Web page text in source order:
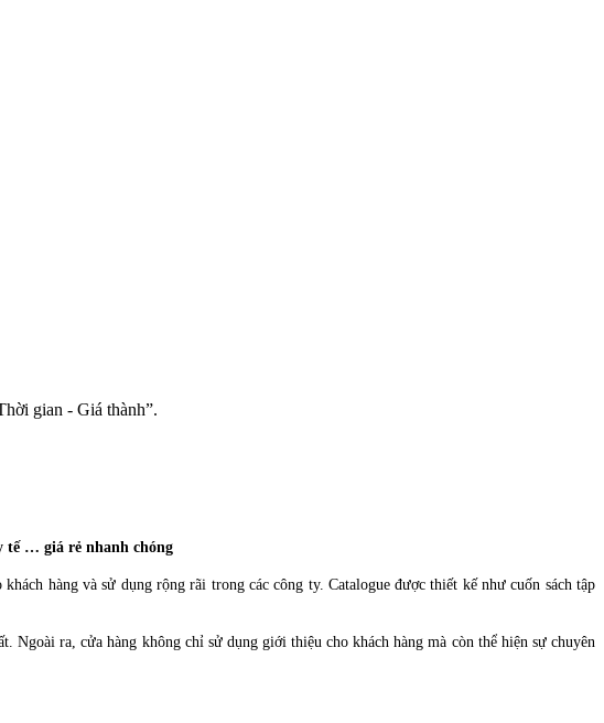
gian - Giá thành”.
tế … giá rẻ nhanh chóng
hàng và sử dụng rộng rãi trong các công ty. Catalogue được thiết kế như cuốn sách tập
Ngoài ra, cửa hàng không chỉ sử dụng giới thiệu cho khách hàng mà còn thể hiện sự chuyên